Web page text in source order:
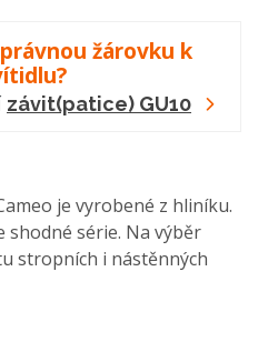
žárovku k
závit(patice) GU10
je vyrobené z hliníku.
shodné série. Na výběr
stropních i nástěnných